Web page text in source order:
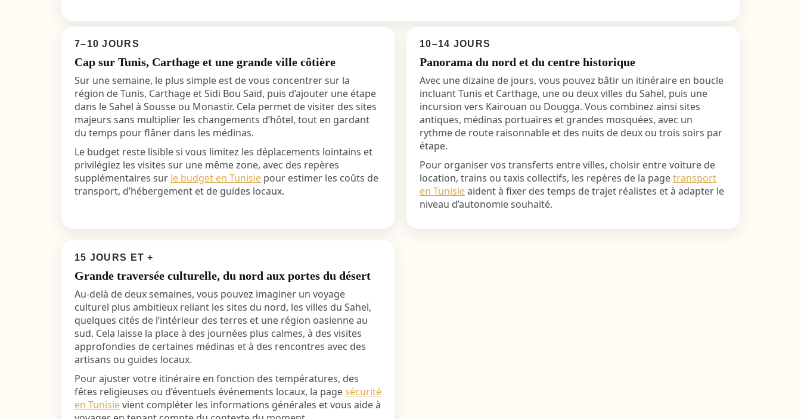
7–10 JOURS
Cap sur Tunis, Carthage et une grande ville côtière
Sur une semaine, le plus simple est de vous concentrer sur la
région de Tunis, Carthage et Sidi Bou Saïd, puis d’ajouter une étape
dans le Sahel à Sousse ou Monastir. Cela permet de visiter des sites
majeurs sans multiplier les changements d’hôtel, tout en gardant
du temps pour flâner dans les médinas.
Le budget reste lisible si vous limitez les déplacements lointains et
privilégiez les visites sur une même zone, avec des repères
supplémentaires sur le budget en Tunisie pour estimer les coûts de
transport, d’hébergement et de guides locaux.
10–14 JOURS
Panorama du nord et du centre historique
Avec une dizaine de jours, vous pouvez bâtir un itinéraire en boucle
incluant Tunis et Carthage, une ou deux villes du Sahel, puis une
incursion vers Kairouan ou Dougga. Vous combinez ainsi sites
antiques, médinas portuaires et grandes mosquées, avec un
rythme de route raisonnable et des nuits de deux ou trois soirs par
étape.
Pour organiser vos transferts entre villes, choisir entre voiture de
location, trains ou taxis collectifs, les repères de la pagetransport
en Tunisieaident à fixer des temps de trajet réalistes et à adapter le
niveau d’autonomie souhaité.
15 JOURS ET +
Grande traversée culturelle, du nord aux portes du désert
Au-delà de deux semaines, vous pouvez imaginer un voyage
culturel plus ambitieux reliant les sites du nord, les villes du Sahel,
quelques cités de l’intérieur des terres et une région oasienne au
sud. Cela laisse la place à des journées plus calmes, à des visites
approfondies de certaines médinas et à des rencontres avec des
artisans ou guides locaux.
Pour ajuster votre itinéraire en fonction des températures, des
fêtes religieuses ou d’éventuels événements locaux, la pagesécurité
en Tunisievient compléter les informations générales et vous aide à